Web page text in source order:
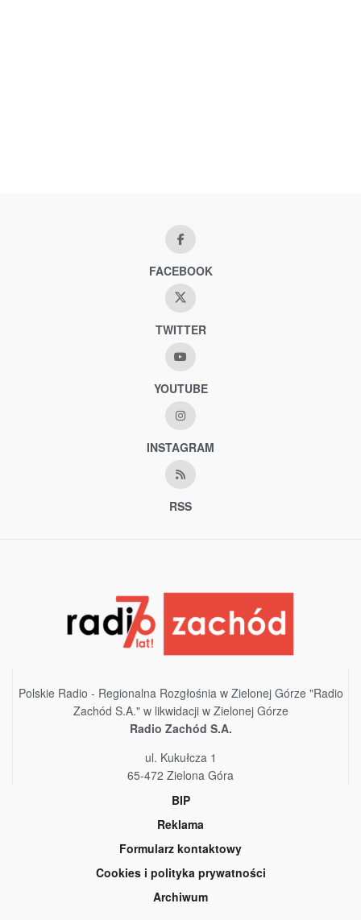
FACEBOOK
TWITTER
YOUTUBE
INSTAGRAM
RSS
Polskie Radio - Regionalna Rozgłośnia w Zielonej Górze "Radio
Zachód S.A." w likwidacji w Zielonej Górze
Radio Zachód S.A.
ul. Kukułcza 1
65-472 Zielona Góra
BIP
Reklama
Formularz kontaktowy
Cookies i polityka prywatności
Archiwum